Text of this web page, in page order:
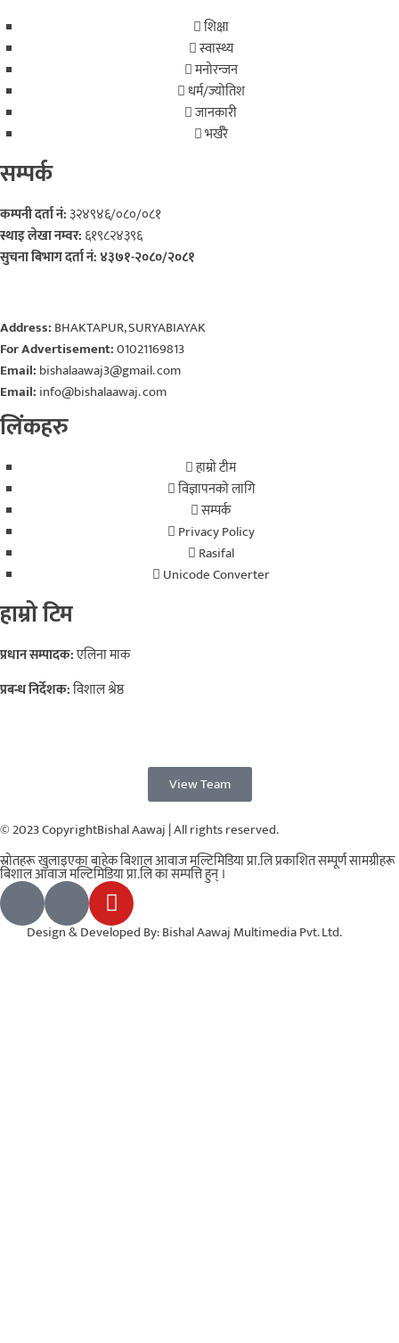
शिक्षा
स्वास्थ्य
मनोरन्जन
धर्म/ज्योतिश
जानकारी
भर्खरै
सम्पर्क
कम्पनी दर्ता नं:३२४९४६/०८०/०८१
स्थाइ लेखा नम्वर: ६१९८२४३९६
सुचना बिभाग दर्ता नं: ४३७१-२०८०/२०८१
Address: BHAKTAPUR, SURYABIAYAK
For Advertisement:01021169813
Email: bishalaawaj3@gmail. com
Email: info@bishalaawaj. com
लिंकहरु
हाम्रो टीम
विज्ञापनको लागि
सम्पर्क
Privacy Policy
Rasifal
Unicode Converter
हाम्रो टिम
प्रधान सम्पादक:एलिना माक
प्रबन्ध निर्देशक:विशाल श्रेष्ठ
View Team
© 2023 CopyrightBishal Aawaj | All rights reserved.
स्रोतहरू खुलाइएका बाहेक बिशाल आवाज मल्टिमिडिया प्रा.लि प्रकाशित सम्पूर्ण सामग्रीहरू
बिशाल आवाज मल्टिमिडिया प्रा.लि का सम्पत्ति हुन् ।
Design & Developed By: Bishal Aawaj Multimedia Pvt. Ltd.